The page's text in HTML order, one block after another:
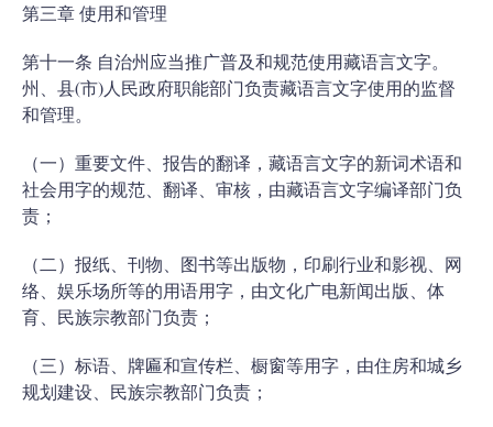
第三章 使用和管理
第十一条 自治州应当推广普及和规范使用藏语言文字。
州、县(市)人民政府职能部门负责藏语言文字使用的监督
和管理。
（一）重要文件、报告的翻译，藏语言文字的新词术语和
社会用字的规范、翻译、审核，由藏语言文字编译部门负
责；
（二）报纸、刊物、图书等出版物，印刷行业和影视、网
络、娱乐场所等的用语用字，由文化广电新闻出版、体
育、民族宗教部门负责；
（三）标语、牌匾和宣传栏、橱窗等用字，由住房和城乡
规划建设、民族宗教部门负责；